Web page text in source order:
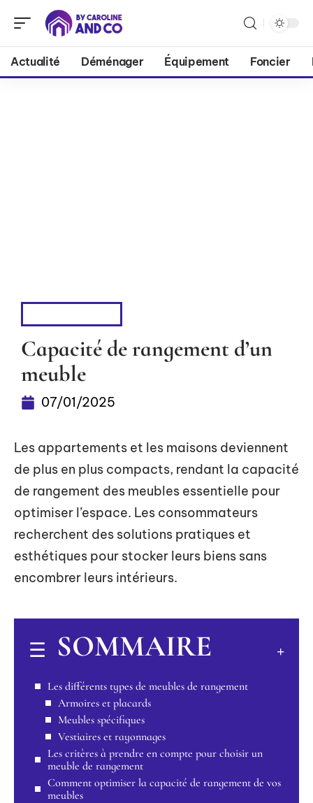
Actualité Déménager Équipement Foncier
Capacité de rangement d’un
meuble
07/01/2025
Les appartements et les maisons deviennent
de plus en plus compacts, rendant la capacité
de rangement des meubles essentielle pour
optimiser l’espace. Les consommateurs
recherchent des solutions pratiques et
esthétiques pour stocker leurs biens sans
encombrer leurs intérieurs.
SOMMAIRE
Les différents types de meubles de rangement
Armoires et placards
Meubles spécifiques
Vestiaires et rayonnages
Les critères à prendre en compte pour choisir un
meuble de rangement
Comment optimiser la capacité de rangement de vos
meubles